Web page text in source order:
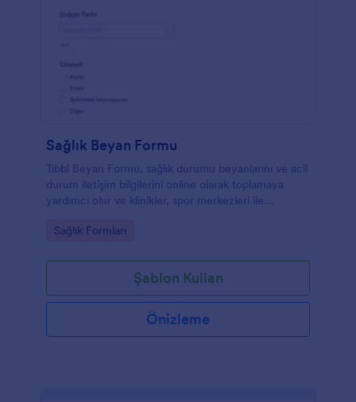
Sağlık Beyan Formu
Tıbbi Beyan Formu, sağlık durumu beyanlarını ve acil
durum iletişim bilgilerini online olarak toplamaya
yardımcı olur ve klinikler, spor merkezleri ile
Go to Category:
Sağlık Formları
Şablon Kullan
Önizleme